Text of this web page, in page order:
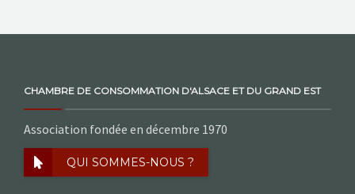
CHAMBRE DE CONSOMMATION D'ALSACE ET DU GRAND EST
Association fondée en décembre 1970
QUI SOMMES-NOUS ?